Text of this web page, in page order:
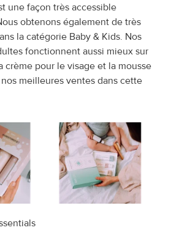
une façon très accessible
obtenons également de très
la catégorie Baby & Kids. Nos
fonctionnent aussi mieux sur
crème pour le visage et la mousse
meilleures ventes dans cette